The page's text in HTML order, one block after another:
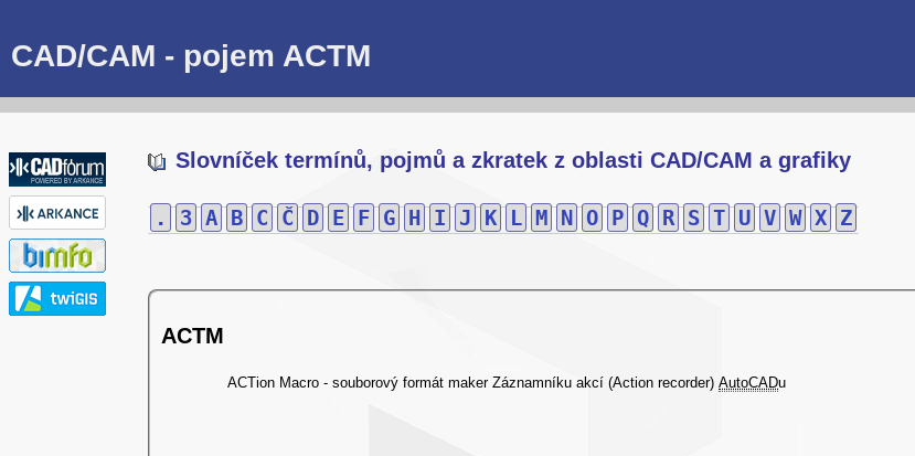
CAD/CAM - pojem ACTM
Slovníček termínů, pojmů a zkratek z oblasti CAD/CAM a grafiky
. 3 A B C Č D E F G H I J K L M N O P Q R S T U V W X Z
ACTM
ACTion Macro - souborový formát maker Záznamníku akcí (Action recorder) AutoCADu